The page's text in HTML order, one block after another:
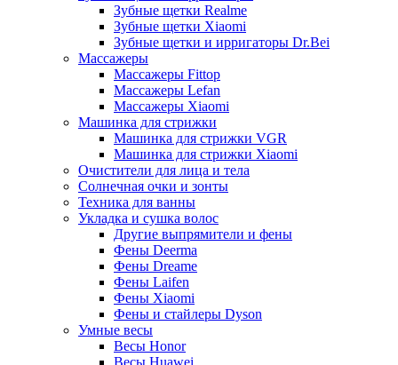
Зубные щетки Realme
Зубные щетки Xiaomi
Зубные щетки и ирригаторы Dr.Bei
Массажеры
Массажеры Fittop
Массажеры Lefan
Массажеры Xiaomi
Машинка для стрижки
Машинка для стрижки VGR
Машинка для стрижки Xiaomi
Очистители для лица и тела
Солнечная очки и зонты
Техника для ванны
Укладка и сушка волос
Другие выпрямители и фены
Фены Deerma
Фены Dreame
Фены Laifen
Фены Xiaomi
Фены и стайлеры Dyson
Умные весы
Весы Honor
Весы Huawei